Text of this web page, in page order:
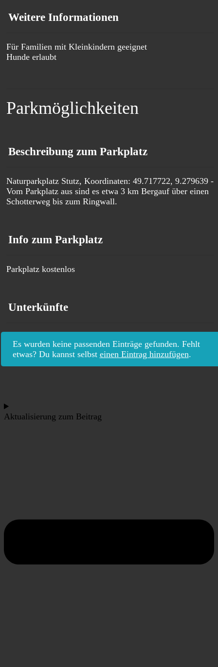
Weitere Informationen
Für Familien mit Kleinkindern geeignet
Hunde erlaubt
Parkmöglichkeiten
Beschreibung zum Parkplatz
Naturparkplatz Stutz, Koordinaten: 49.717722, 9.279639 -
Vom Parkplatz aus sind es etwa 3 km Bergauf über einen
Schotterweg bis zum Ringwall.
Info zum Parkplatz
Parkplatz kostenlos
Unterkünfte
Es wurden keine passenden Einträge gefunden. Fehlt
etwas? Du kannst selbst einen Eintrag hinzufügen.
Aktualisierung zum Beitrag